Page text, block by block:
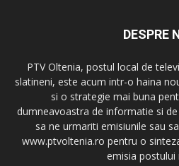
DESPRE
PTV Oltenia, postul local de
slatineni, este acum intr-o haina
si o strategie mai buna
dumneavoastra de informatie si
sa ne urmariti emisiunile sau
www.ptvoltenia.ro pentru o
emisia postului